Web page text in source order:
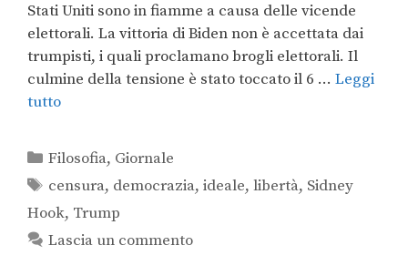
Stati Uniti sono in fiamme a causa delle vicende
elettorali. La vittoria di Biden non è accettata dai
trumpisti, i quali proclamano brogli elettorali. Il
culmine della tensione è stato toccato il 6 … Leggi
tutto
Filosofia, Giornale
censura, democrazia,ideale,libertà, Sidney
Hook, Trump
Lascia un commento